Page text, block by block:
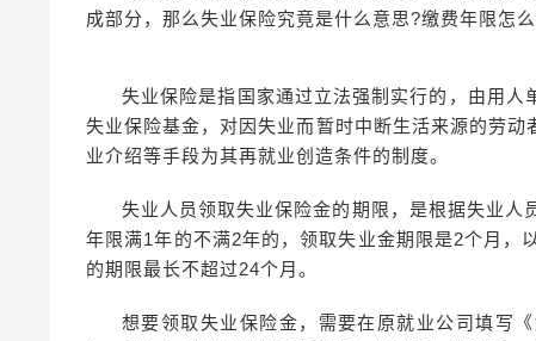
成部分，那么失业保险究竟是什么意思?缴费年限怎
失业保险是指国家通过立法强制实行的，由用
失业保险基金，对因失业而暂时中断生活来源的劳
业介绍等手段为其再就业创造条件的制度。
失业人员领取失业保险金的期限，是根据失业人
年限满1年的不满2年的，领取失业金期限是2个月，
的期限最长不超过24个月。
想要领取失业保险金，需要在原就业公司填写